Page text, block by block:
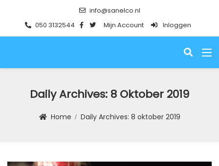
info@sanelco.nl
050 3132544
Mijn Account Inloggen
Daily Archives: 8 Oktober 2019
Home Daily Archives: 8 oktober 2019